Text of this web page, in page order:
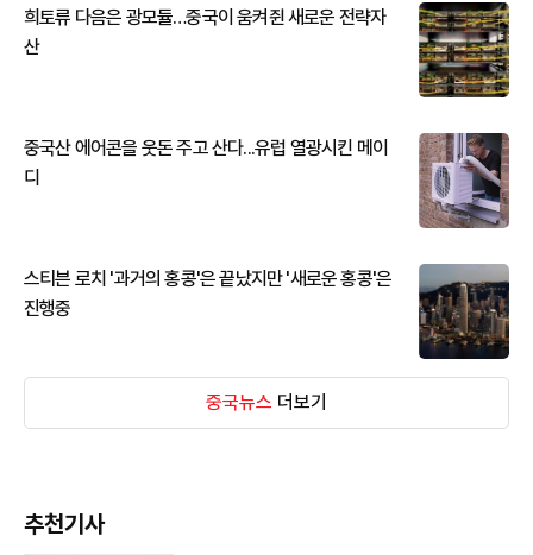
희토류 다음은 광모듈…중국이 움켜쥔 새로운 전략자
산
중국산 에어콘을 웃돈 주고 산다...유럽 열광시킨 메이
디
스티븐 로치 '과거의 홍콩'은 끝났지만 '새로운 홍콩'은
진행중
중국뉴스 더보기
추천기사